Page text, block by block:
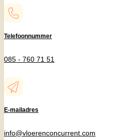
Telefoonnummer
085 - 760 71 51
E-mailadres
info@vloerenconcurrent.com